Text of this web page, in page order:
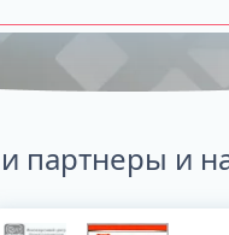
партнеры и